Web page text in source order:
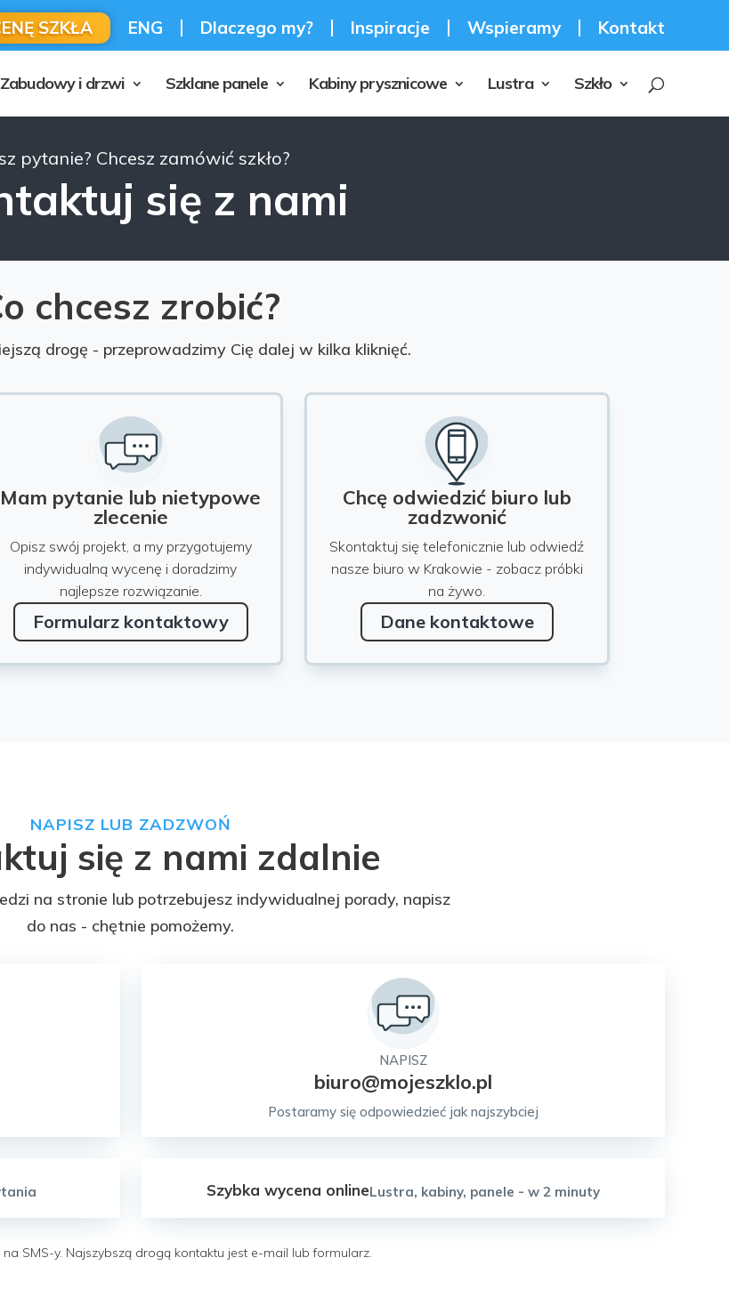
SZKŁA ENG Dlaczego my? Inspiracje Wspieramy Kontakt
Zabudowy i drzwi Szklane panele Kabiny prysznicowe Lustra Szkło
się z nami
pytanie? Chcesz zamówić szkło?
chcesz zrobić?
drogę - przeprowadzimy Cię dalej w kilka kliknięć.
Mam pytanie lub nietypowe
zlecenie
Opisz swój projekt, a my przygotujemy
indywidualną wycenę i doradzimy
najlepsze rozwiązanie.
Formularz kontaktowy
Chcę odwiedzić biuro lub
zadzwonić
Skontaktuj się telefonicznie lub odwiedź
nasze biuro w Krakowie - zobacz próbki
na żywo.
Dane kontaktowe
NAPISZ LUB ZADZWOŃ
się z nami zdalnie
na stronie lub potrzebujesz indywidualnej porady, napisz
do nas - chętnie pomożemy.
NAPISZ
biuro@mojeszklo.pl
Postaramy się odpowiedzieć jak najszybciej
Szybka wycena onlineLustra, kabiny, panele - w 2 minuty
SMS-y. Najszybszą drogą kontaktu jest e-mail lub formularz.